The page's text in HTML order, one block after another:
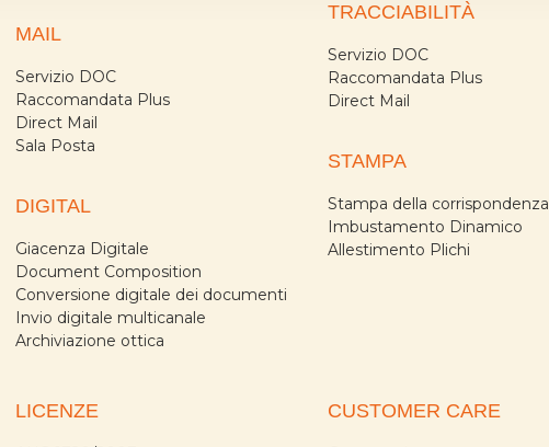
MAIL
Servizio DOC
Raccomandata Plus
Direct Mail
Sala Posta
DIGITAL
Giacenza Digitale
Document Composition
Conversione digitale dei documenti
Invio digitale multicanale
Archiviazione ottica
TRACCIABILITÀ
Servizio DOC
Raccomandata Plus
Direct Mail
STAMPA
Stampa della corrispondenza
Imbustamento Dinamico
Allestimento Plichi
LICENZE CUSTOMER CARE